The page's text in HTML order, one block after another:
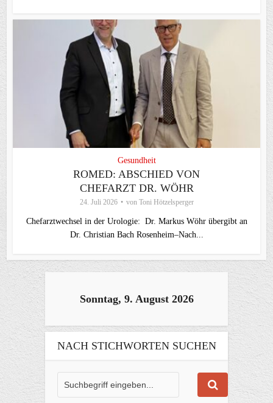
Gesundheit
ROMED: ABSCHIED VON
CHEFARZT DR. WÖHR
24. Juli 2026 von Toni Hötzelsperger
Chefarztwechsel in der Urologie: Dr. Markus Wöhr übergibt an
Dr. Christian Bach Rosenheim–Nach...
Sonntag, 9. August 2026
NACH STICHWORTEN SUCHEN